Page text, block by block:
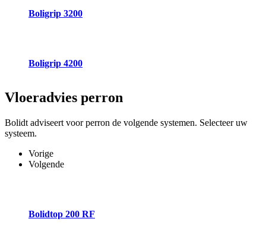
Boligrip 3200
Boligrip 4200
Vloeradvies perron
Bolidt adviseert voor perron de volgende systemen. Selecteer uw
systeem.
Vorige
Volgende
Bolidtop 200 RF